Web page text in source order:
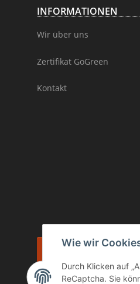
Wie wir
Durch Klicken auf
ReCaptcha. Sie
INFORMATIONEN
Wir über uns
Zertifikat GoGreen
Kontakt
Vertrag
* inkl. MwSt., zzgl.Versand
Die Ware unterliegt der